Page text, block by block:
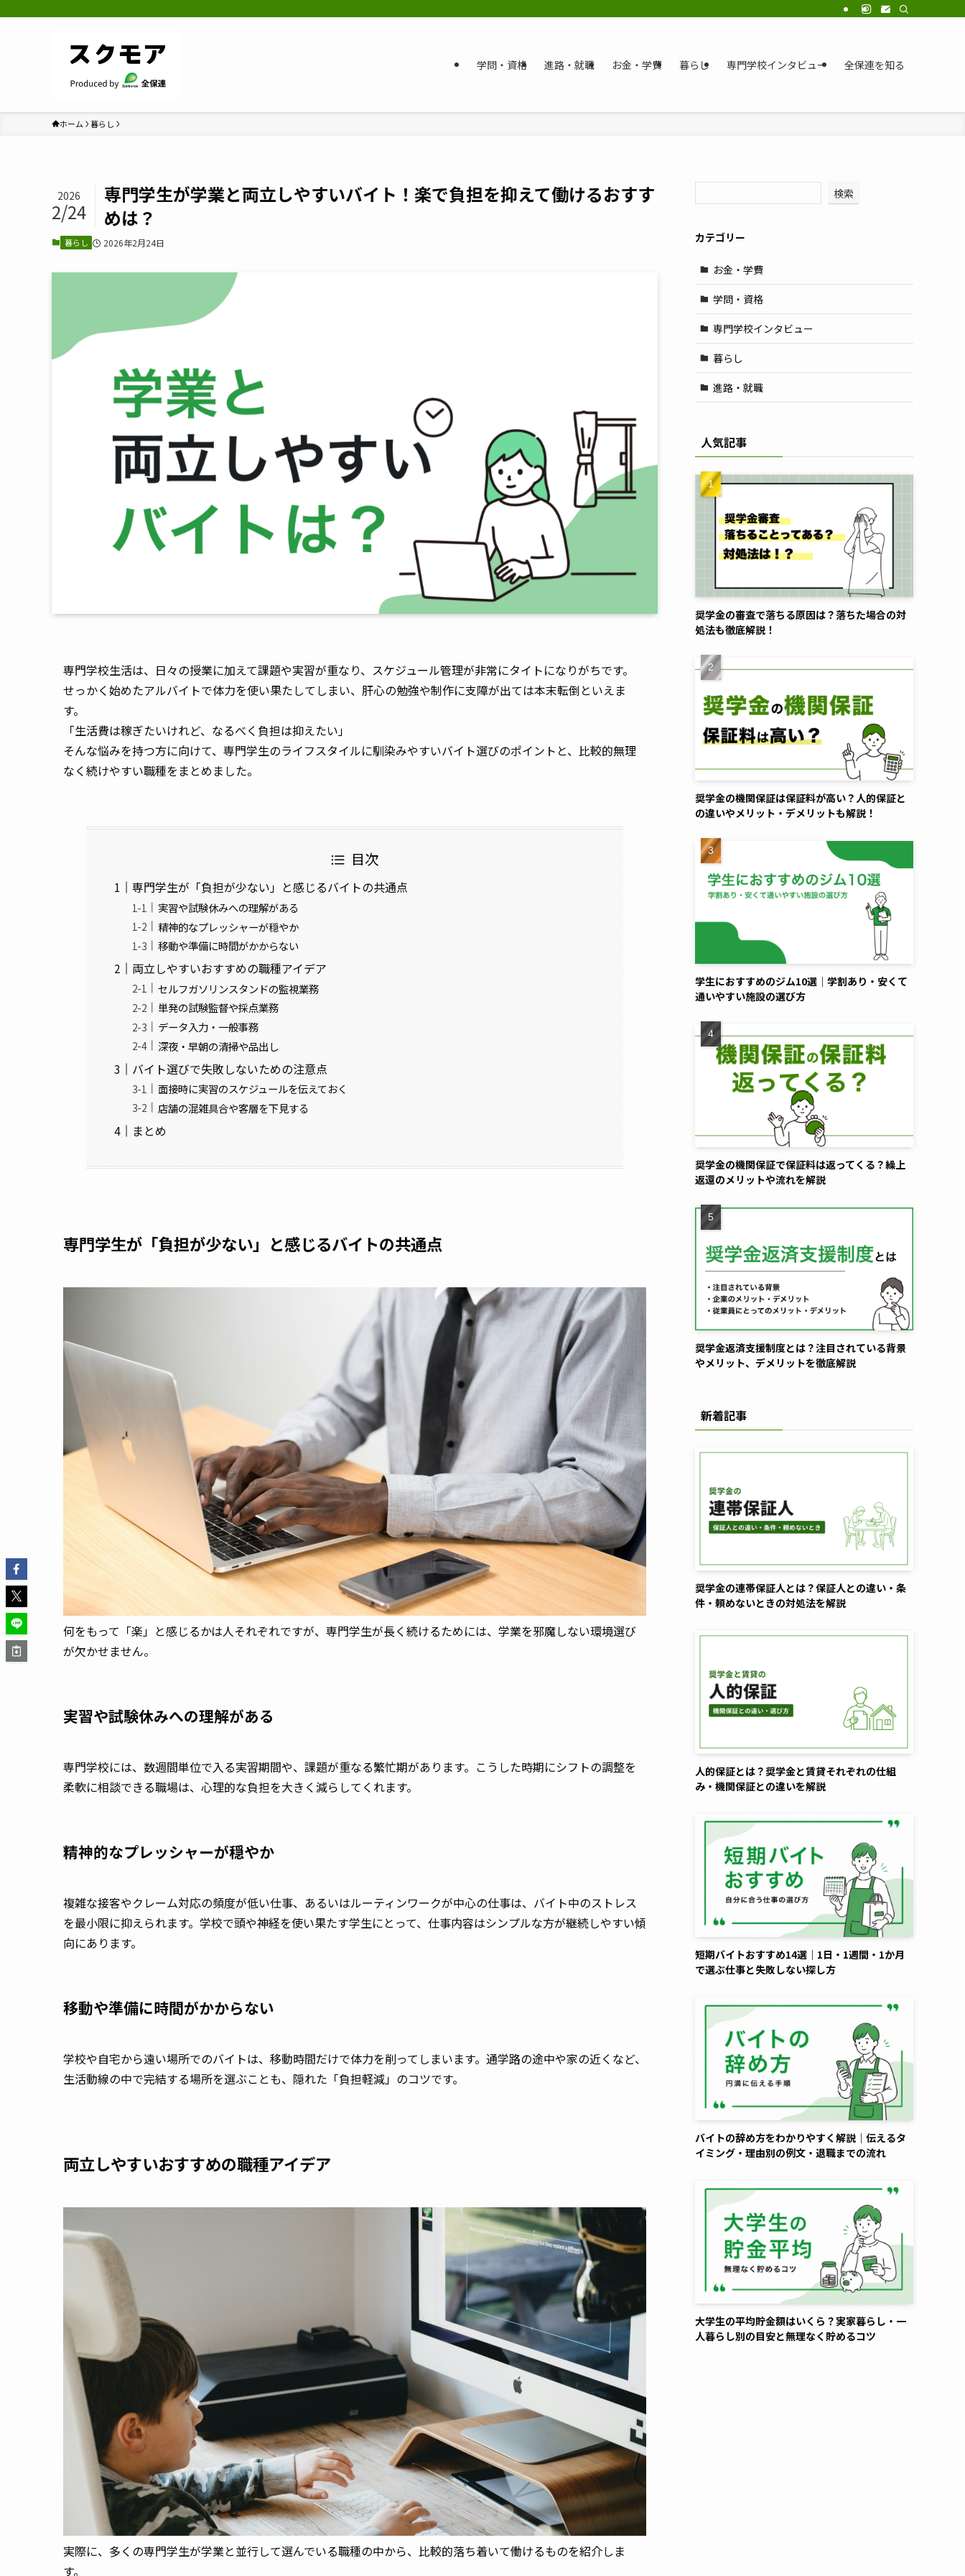
学問・資格 進路・就職 お金・学費 暮らし 専門学校インタビュー 全保連を知る
ホーム 暮らし
専門学生が学業と両立しやすいバイト！楽で負担を抑えて働けるおすす
めは？
2026
2/24
暮らし 2026年2月24日
専門学校生活は、日々の授業に加えて課題や実習が重なり、スケジュール管理が非常にタイトになりがちです。
せっかく始めたアルバイトで体力を使い果たしてしまい、肝心の勉強や制作に支障が出ては本末転倒といえま
す。
「生活費は稼ぎたいけれど、なるべく負担は抑えたい」
そんな悩みを持つ方に向けて、専門学生のライフスタイルに馴染みやすいバイト選びのポイントと、比較的無理
なく続けやすい職種をまとめました。
目次
専門学生が「負担が少ない」と感じるバイトの共通点
実習や試験休みへの理解がある
精神的なプレッシャーが穏やか
移動や準備に時間がかからない
両立しやすいおすすめの職種アイデア
セルフガソリンスタンドの監視業務
単発の試験監督や採点業務
データ入力・一般事務
深夜・早朝の清掃や品出し
バイト選びで失敗しないための注意点
面接時に実習のスケジュールを伝えておく
店舗の混雑具合や客層を下見する
まとめ
専門学生が「負担が少ない」と感じるバイトの共通点
何をもって「楽」と感じるかは人それぞれですが、専門学生が長く続けるためには、学業を邪魔しない環境選び
が欠かせません。
実習や試験休みへの理解がある
専門学校には、数週間単位で入る実習期間や、課題が重なる繁忙期があります。こうした時期にシフトの調整を
柔軟に相談できる職場は、心理的な負担を大きく減らしてくれます。
精神的なプレッシャーが穏やか
複雑な接客やクレーム対応の頻度が低い仕事、あるいはルーティンワークが中心の仕事は、バイト中のストレス
を最小限に抑えられます。学校で頭や神経を使い果たす学生にとって、仕事内容はシンプルな方が継続しやすい傾
向にあります。
移動や準備に時間がかからない
学校や自宅から遠い場所でのバイトは、移動時間だけで体力を削ってしまいます。通学路の途中や家の近くなど、
生活動線の中で完結する場所を選ぶことも、隠れた「負担軽減」のコツです。
両立しやすいおすすめの職種アイデア
実際に、多くの専門学生が学業と並行して選んでいる職種の中から、比較的落ち着いて働けるものを紹介しま
す。
検索
カテゴリー
お金・学費
学問・資格
専門学校インタビュー
暮らし
進路・就職
人気記事
奨学金の審査で落ちる原因は？落ちた場合の対
処法も徹底解説！
奨学金の機関保証は保証料が高い？人的保証と
の違いやメリット・デメリットも解説！
学生におすすめのジム10選｜学割あり・安くて
通いやすい施設の選び方
奨学金の機関保証で保証料は返ってくる？繰上
返還のメリットや流れを解説
奨学金返済支援制度とは？注目されている背景
やメリット、デメリットを徹底解説
新着記事
奨学金の連帯保証人とは？保証人との違い・条
件・頼めないときの対処法を解説
人的保証とは？奨学金と賃貸それぞれの仕組
み・機関保証との違いを解説
短期バイトおすすめ14選｜1日・1週間・1か月
で選ぶ仕事と失敗しない探し方
バイトの辞め方をわかりやすく解説｜伝えるタ
イミング・理由別の例文・退職までの流れ
大学生の平均貯金額はいくら？実家暮らし・一
人暮らし別の目安と無理なく貯めるコツ